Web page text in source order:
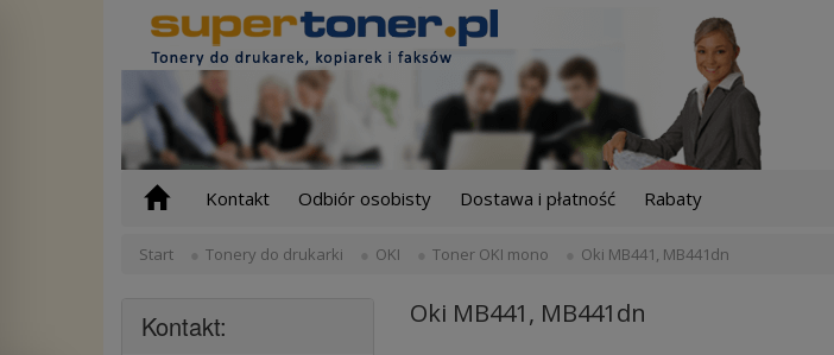
Kontakt Odbiór osobisty Dostawa i płatność Rabaty
Start Tonery do drukarki OKI Toner OKI mono Oki MB441, MB441dn
Oki MB441, MB441dn
Kontakt: